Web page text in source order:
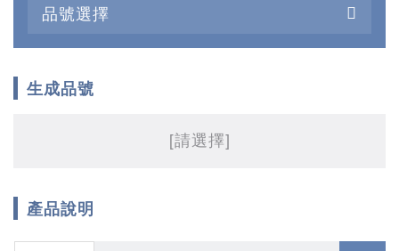
品號選擇
生成品號
[請選擇]
產品說明